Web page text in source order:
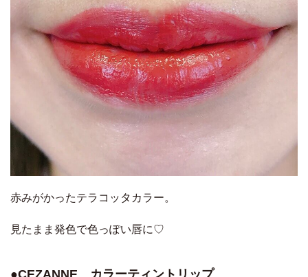
赤みがかったテラコッタカラー。
見たまま発色で色っぽい唇に♡
●CEZANNE カラーティントリップ